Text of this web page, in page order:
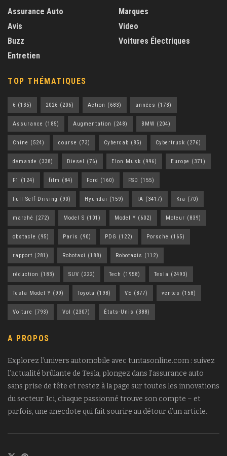
Assurance Auto
Avis
Buzz
Entretien
Marques
Video
Voitures Électriques
TOP THÉMATIQUES
6 (135) 2026 (206) Action (683) années (178)
Assurance (185) Augmentation (248) BMW (204)
Chine (524) course (73) Cybercab (85) Cybertruck (276)
demande (338) Diesel (76) Elon Musk (996) Europe (371)
F1 (124) film (84) Ford (160) FSD (155)
Full Self-Driving (90) Hyundai (159) IA (3417) Kia (70)
marché (272) Model S (101) Model Y (602) Moteur (839)
obstacle (95) Paris (90) PDG (122) Porsche (165)
rapport (281) Robotaxi (188) Robotaxis (112)
réduction (183) SUV (222) Tech (1958) Tesla (2493)
Tesla Model Y (99) Toyota (198) VE (877) ventes (158)
Voiture (793) Vol (2307) États-Unis (388)
A PROPOS
Explorez l’univers automobile avec tuntasonline.com : suivez
l’actualité brûlante de Tesla, plongez dans l’assurance auto
sans prise de tête et restez à la page sur toutes les innovations
du secteur. Ici, chaque passionné trouve son compte – et
parfois, une anecdote qui fait sourire au détour d’un article.